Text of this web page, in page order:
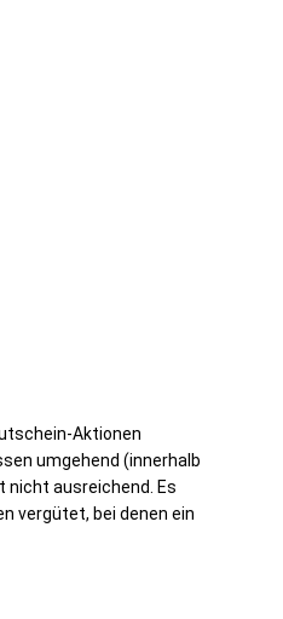
Aktionen
umgehend (innerhalb
nicht ausreichend. Es
vergütet, bei denen ein